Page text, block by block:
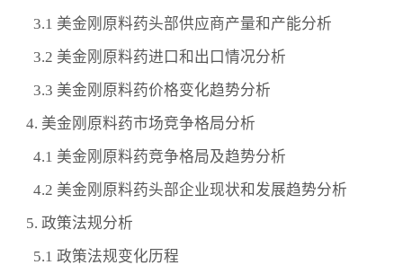
3.1 美金刚原料药头部供应商产量和产能分析
3.2 美金刚原料药进口和出口情况分析
3.3 美金刚原料药价格变化趋势分析
4. 美金刚原料药市场竞争格局分析
4.1 美金刚原料药竞争格局及趋势分析
4.2 美金刚原料药头部企业现状和发展趋势分析
5. 政策法规分析
5.1 政策法规变化历程